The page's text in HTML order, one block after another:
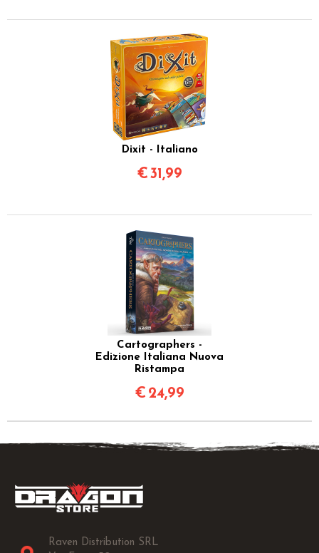
Dixit - Italiano
€31,99
Cartographers -
Edizione Italiana Nuova
Ristampa
€ 24,99
Raven Distribution SRL